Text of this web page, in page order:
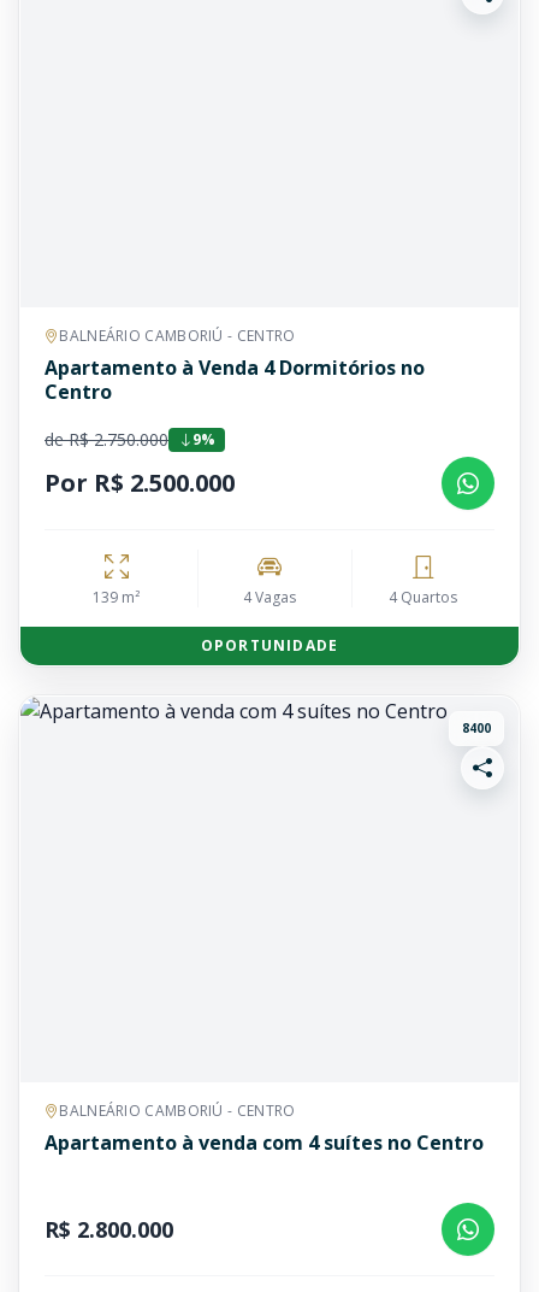
BALNEÁRIO CAMBORIÚ - CENTRO
Apartamento à Venda 4 Dormitórios no
Centro
de R$ 2.750.000 9%
Por R$ 2.500.000
139 m² 4 Vagas 4 Quartos
OPORTUNIDADE
8400
BALNEÁRIO CAMBORIÚ - CENTRO
Apartamento à venda com 4 suítes no Centro
R$ 2.800.000